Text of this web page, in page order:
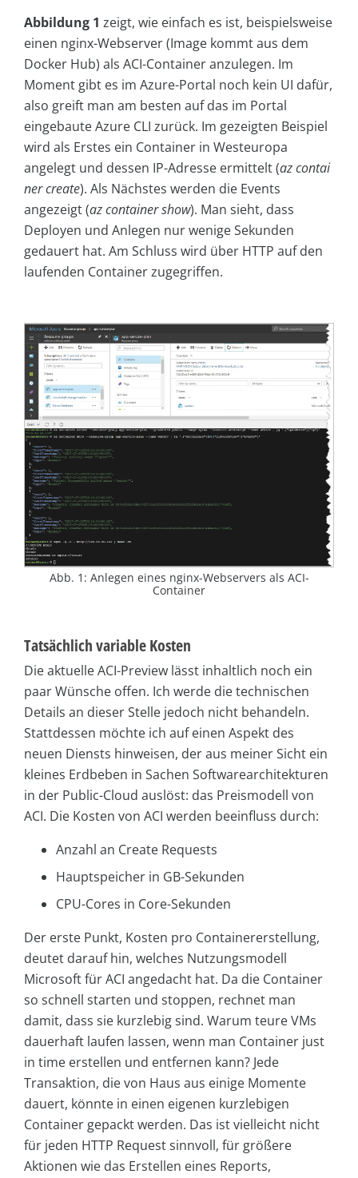
Abbildung 1 zeigt, wie einfach es ist, beispielsweise
einen nginx-Webserver (Image kommt aus dem
Docker Hub) als ACI-Container anzulegen. Im
Moment gibt es im Azure-Portal noch kein UI dafür,
also greift man am besten auf das im Portal
eingebaute Azure CLI zurück. Im gezeigten Beispiel
wird als Erstes ein Container in Westeuropa
angelegt und dessen IP-Adresse ermittelt (az contai
ner create). Als Nächstes werden die Events
angezeigt (az container show). Man sieht, dass
Deployen und Anlegen nur wenige Sekunden
gedauert hat. Am Schluss wird über HTTP auf den
laufenden Container zugegriffen.
Abb. 1: Anlegen eines nginx-Webservers als ACI-
Container
Tatsächlich variable Kosten
Die aktuelle ACI-Preview lässt inhaltlich noch ein
paar Wünsche offen. Ich werde die technischen
Details an dieser Stelle jedoch nicht behandeln.
Stattdessen möchte ich auf einen Aspekt des
neuen Diensts hinweisen, der aus meiner Sicht ein
kleines Erdbeben in Sachen Softwarearchitekturen
in der Public-Cloud auslöst: das Preismodell von
ACI. Die Kosten von ACI werden beeinfluss durch:
Anzahl an Create Requests
Hauptspeicher in GB-Sekunden
CPU-Cores in Core-Sekunden
Der erste Punkt, Kosten pro Containererstellung,
deutet darauf hin, welches Nutzungsmodell
Microsoft für ACI angedacht hat. Da die Container
so schnell starten und stoppen, rechnet man
damit, dass sie kurzlebig sind. Warum teure VMs
dauerhaft laufen lassen, wenn man Container just
in time erstellen und entfernen kann? Jede
Transaktion, die von Haus aus einige Momente
dauert, könnte in einen eigenen kurzlebigen
Container gepackt werden. Das ist vielleicht nicht
für jeden HTTP Request sinnvoll, für größere
Aktionen wie das Erstellen eines Reports,